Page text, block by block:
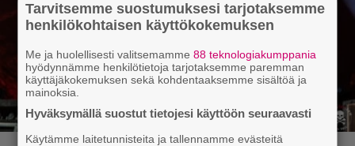
Tarvitsemme suostumuksesi tarjotaksemme
henkilökohtaisen käyttökokemuksen
Me ja huolellisesti valitsemamme88 teknologiakumppania
hyödynnämme henkilötietoja tarjotaksemme paremman
käyttäjäkokemuksen sekä kohdentaaksemme sisältöä ja
mainoksia.
Hyväksymällä suostut tietojesi käyttöön seuraavasti
Käytämme laitetunnisteita ja tallennamme evästeitä